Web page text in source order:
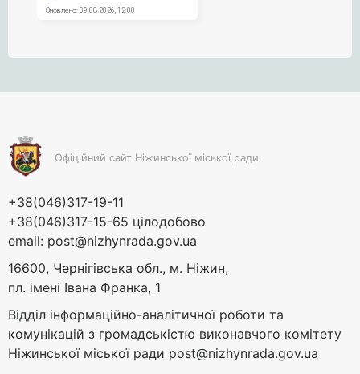
Офіційний сайт Ніжинської міської ради
+38(046)317-19-11
+38(046)317-15-65 цілодобово
email: post@nizhynrada.gov.ua
16600, Чернігівська обл., м. Ніжин,
пл. імені Івана Франка, 1
Відділ інформаційно-аналітичної роботи та
комунікацій з громадськістю виконавчого комітету
Ніжинської міської ради post@nizhynrada.gov.ua